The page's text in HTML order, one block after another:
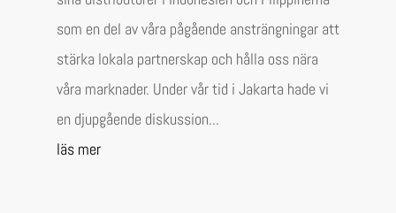
som en del av våra pågående ansträngningar att
stärka lokala partnerskap och hålla oss nära
våra marknader. Under vår tid i Jakarta hade vi
en djupgående diskussion...
läs mer